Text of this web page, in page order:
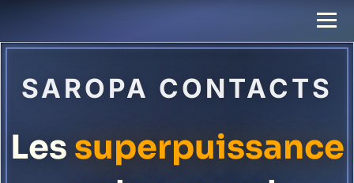
SAROPA CONTACTS
Les superpuissance